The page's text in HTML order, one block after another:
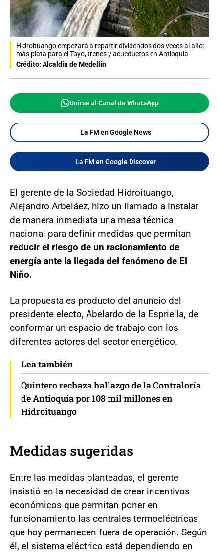
Hidroituango empezará a repartir dividendos dos veces al año:
más plata para el Toyo, trenes y acueductos en Antioquia
Crédito: Alcaldía de Medellín
Unirse al Canal de WhatsApp
La FM en Google News
La FM en Google Discover
El gerente de la Sociedad Hidroituango,
Alejandro Arbeláez, hizo un llamado a instalar
de manera inmediata una mesa técnica
nacional para definir medidas que permitan
reducir el riesgo de un racionamiento de
energía ante la llegada del fenómeno de El
Niño.
La propuesta es producto del anuncio del
presidente electo, Abelardo de la Espriella, de
conformar un espacio de trabajo con los
diferentes actores del sector energético.
Lea también
Quintero rechaza hallazgo de la Contraloría
de Antioquia por 108 mil millones en
Hidroituango
Medidas sugeridas
Entre las medidas planteadas, el gerente
insistió en la necesidad de crear incentivos
económicos que permitan poner en
funcionamiento las centrales termoeléctricas
que hoy permanecen fuera de operación. Según
él, el sistema eléctrico está dependiendo en